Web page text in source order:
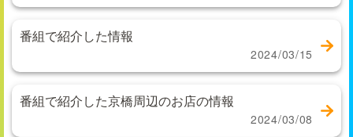
番組で紹介した情報
2024/03/15
番組で紹介した京橋周辺のお店の情報
2024/03/08